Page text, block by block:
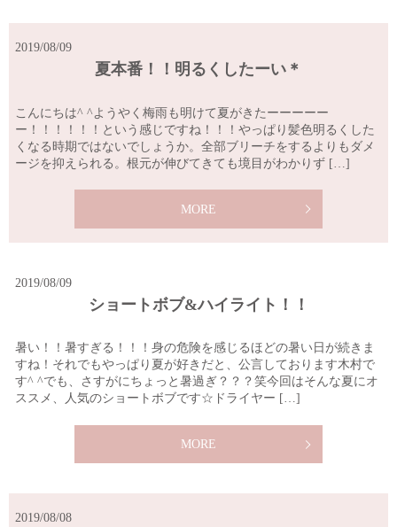
2019/08/09
夏本番！！明るくしたーい＊
こんにちは^ ^ようやく梅雨も明けて夏がきたーーーーー
ー！！！！！！という感じですね！！！やっぱり髪色明るくした
くなる時期ではないでしょうか。全部ブリーチをするよりもダメ
ージを抑えられる。根元が伸びてきても境目がわかりず […]
MORE
2019/08/09
ショートボブ&ハイライト！！
暑い！！暑すぎる！！！身の危険を感じるほどの暑い日が続きま
すね！それでもやっぱり夏が好きだと、公言しております木村で
す^ ^でも、さすがにちょっと暑過ぎ？？？笑今回はそんな夏にオ
ススメ、人気のショートボブです☆ドライヤー […]
MORE
2019/08/08